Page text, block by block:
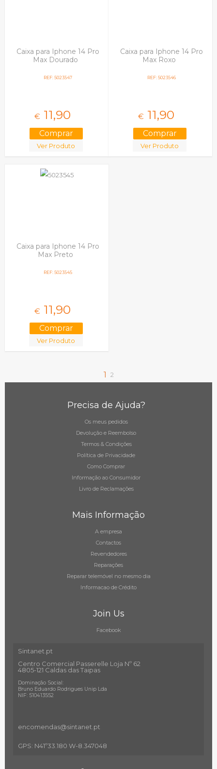
Caixa para Iphone 14 Pro
Max Dourado
REF: 5023547
€ 11,90
Ver Produto
Caixa para Iphone 14 Pro
Max Roxo
REF: 5023546
€ 11,90
Ver Produto
Caixa para Iphone 14 Pro
Max Preto
REF: 5023545
€ 11,90
Ver Produto
1 2
Precisa de Ajuda?
Os meus pedidos
Devolução e Reembolso
Termos & Condições
Política de Privacidade
Como Comprar
Informação ao Consumidor
Livro de Reclamações
Mais Informação
A empresa
Contactos
Revendedores
Reparações
Reparar telemóvel no mesmo dia
Informacao de Crédito
Join Us
Facebook
Sintanet.pt
Centro Comercial Passerelle Loja Nº 62
4805-121 Caldas das Taipas
Dominação Social:
Bruno Eduardo Rodrigues Unip Lda
NIF: 510413552
encomendas@sintanet .pt
GPS: N41º33.180 W-8.347048